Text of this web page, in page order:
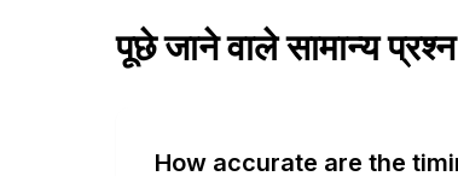
पूछे जाने वाले सामान्य प्रश्न
How accurate are the